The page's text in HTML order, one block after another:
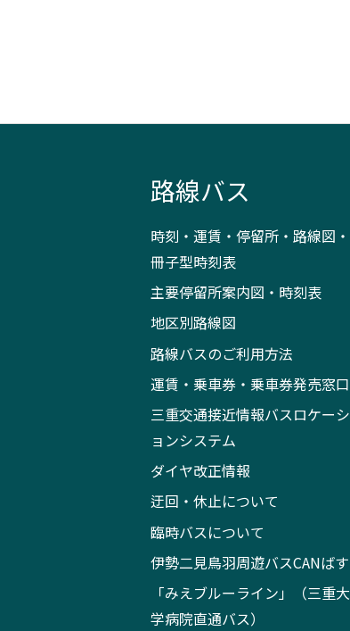
路線バス
時刻・運賃・停留所・路線図・
冊子型時刻表
主要停留所案内図・時刻表
地区別路線図
路線バスのご利用方法
運賃・乗車券・乗車券発売窓口
三重交通接近情報バスロケーシ
ョンシステム
ダイヤ改正情報
迂回・休止について
臨時バスについて
伊勢二見鳥羽周遊バスCANばす
「みえブルーライン」（三重大
学病院直通バス）